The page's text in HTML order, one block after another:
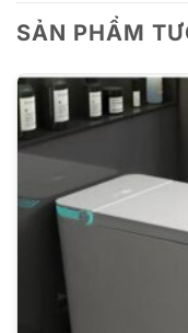
SẢN PHẨM